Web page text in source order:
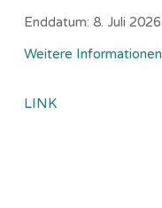
Enddatum: 8. Juli 2026
Weitere Informationen
LINK